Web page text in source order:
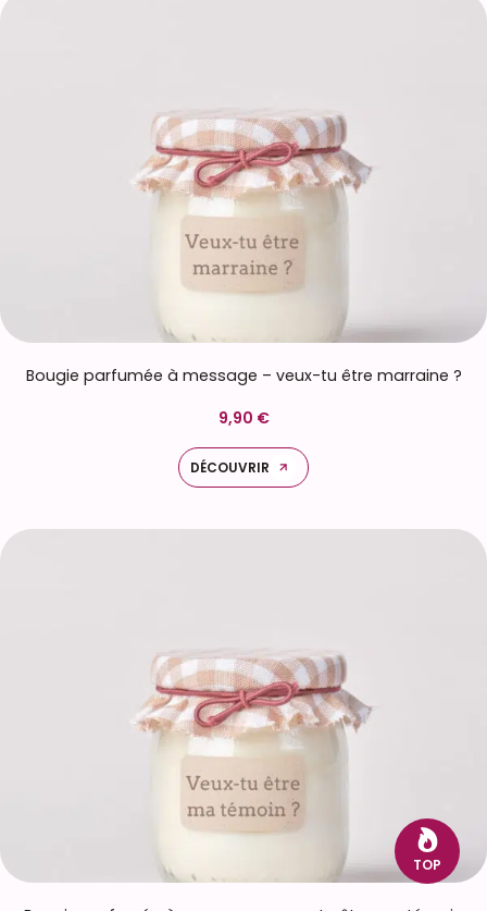
TOP
Bougie parfumée à message – veux-tu être marraine ?
9,90 €
DÉCOUVRIR